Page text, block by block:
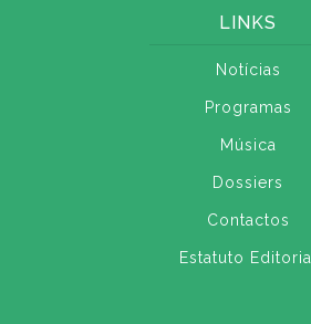
LINKS
Notícias
Programas
Música
Dossiers
Contactos
Estatuto Editorial